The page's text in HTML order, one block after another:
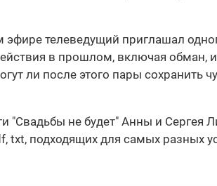
телеведущий приглашал
в прошлом, включая обман,
ли после этого пары сохранить
"Свадьбы не будет" Анны и Сергея
подходящих для самых разных